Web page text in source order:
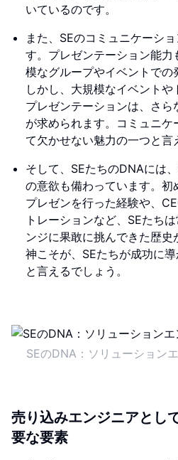
いているのです。
また、SEのコミュニケーシ
す。プレゼンテーション能力
模なグループやイベントでの
しかし、大規模なイベント
プレゼンテーションは、さ
が求められます。コミュニケ
て欠かせない魅力の一つと言
そして、SEたちのDNAには
の意欲も備わっています。
プレゼンを行った経験や、
トレーションなど、SEたち
ンジに果敢に挑んできた歴
神こそが、SEたちが成功に
と言えるでしょう。
SEのDNA：ソリューション
売り込みエンジニアとし
要な要素